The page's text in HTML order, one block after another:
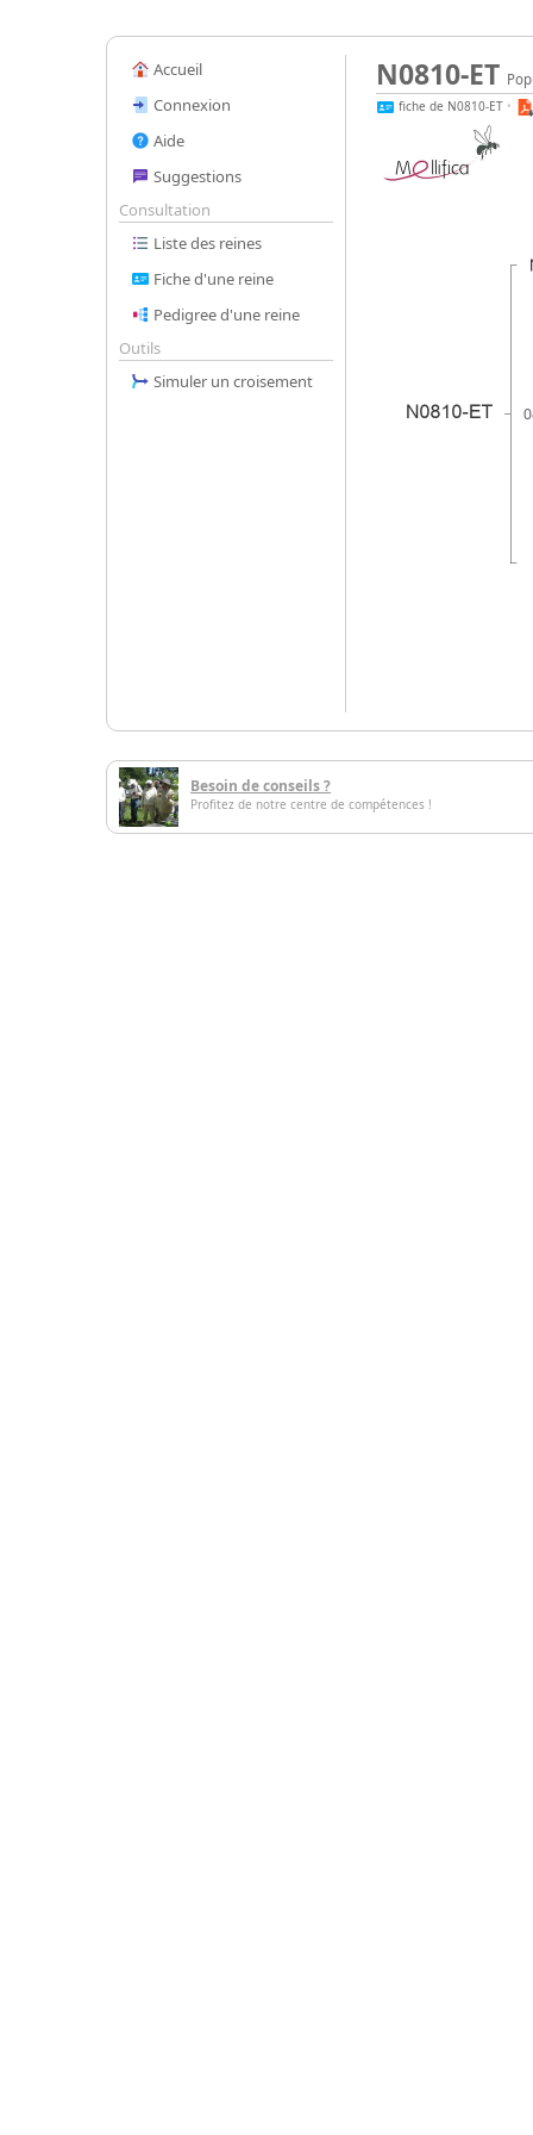
Accueil
Connexion
Aide
Suggestions
Consultation
Liste des reines
Fiche d'une reine
Pedigree d'une reine
Outils
Simuler un croisement
N0810-ET
fiche de N0810-ET •
Besoin de conseils ?
Profitez de notre centre de compétences !